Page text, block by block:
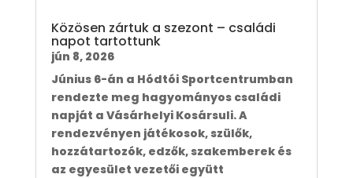
Közösen zártuk a szezont – családi
napot tartottunk
jún 8, 2026
Június 6-án a Hódtói Sportcentrumban
rendezte meg hagyományos családi
napját a Vásárhelyi Kosársuli. A
rendezvényen játékosok, szülők,
hozzátartozók, edzők, szakemberek és
az egyesület vezetői együtt